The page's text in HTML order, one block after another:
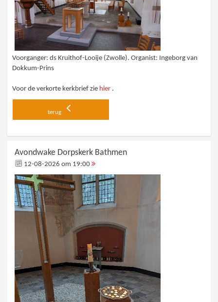
Voorganger: ds Kruithof-Looije (Zwolle). Organist: Ingeborg van
Dokkum-Prins
Voor de verkorte kerkbrief zie hier .
terug
Avondwake Dorpskerk Bathmen
12-08-2026 om 19:00